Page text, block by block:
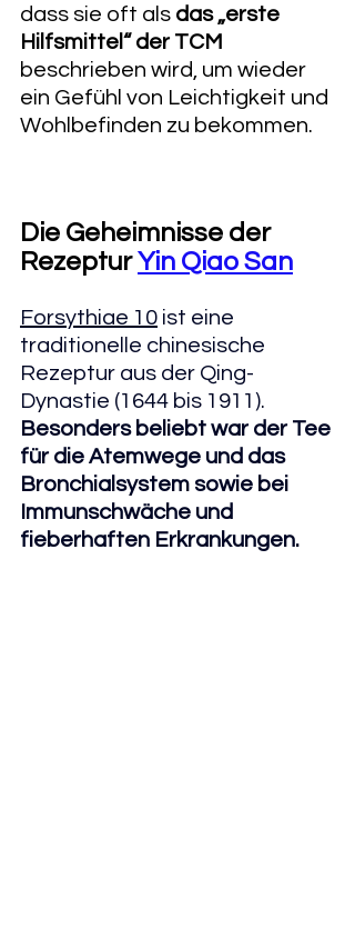
dass sie oft als das „erste
Hilfsmittel“ der TCM
beschrieben wird, um wieder
ein Gefühl von Leichtigkeit und
Wohlbefinden zu bekommen.
Die Geheimnisse der
Rezeptur Yin Qiao San
Forsythiae 10 ist eine
traditionelle chinesische
Rezeptur aus der Qing-
Dynastie (1644 bis 1911).
Besonders beliebt war der Tee
für die Atemwege und das
Bronchialsystem sowie bei
Immunschwäche und
fieberhaften Erkrankungen.